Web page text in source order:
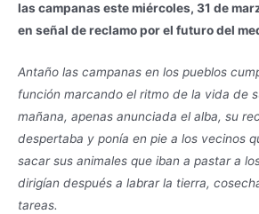
las campanas este miércoles, 31 de
en señal de reclamo por el futuro del
Antaño las campanas en los pueblos
función marcando el ritmo de la vida de
mañana, apenas anunciada el alba, su
despertaba y ponía en pie a los vecinos
sacar sus animales que iban a pastar a
dirigían después a labrar la tierra,
tareas.